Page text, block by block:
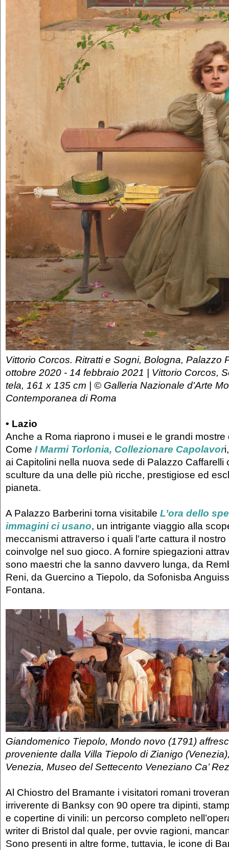
Vittorio Corcos. Ritratti e Sogni, Bologna, Palazzo
ottobre 2020 - 14 febbraio 2021 | Vittorio Corcos,
tela, 161 x 135 cm | © Galleria Nazionale d'Arte
Contemporanea di Roma
• Lazio
Anche a Roma riaprono i musei e le grandi mostre
Come I Marmi Torlonia, Collezionare Capolavor
ai Capitolini nella nuova sede di Palazzo Caffarelli
sculture da una delle più ricche, prestigiose ed
pianeta.
A Palazzo Barberini torna visitabile L’ora dello
immagini ci usano, un intrigante viaggio alla
meccanismi attraverso i quali l’arte cattura il
coinvolge nel suo gioco. A fornire spiegazioni
sono maestri che la sanno davvero lunga, da
Reni, da Guercino a Tiepolo, da Sofonisba
Fontana.
Giandomenico Tiepolo, Mondo novo (1791)
proveniente dalla Villa Tiepolo di Zianigo
Venezia, Museo del Settecento Veneziano Ca’
Al Chiostro del Bramante i visitatori romani
irriverente di Banksy con 90 opere tra dipinti,
e copertine di vinili: un percorso completo
writer di Bristol dal quale, per ovvie ragioni,
Sono presenti in altre forme, tuttavia, le icone di